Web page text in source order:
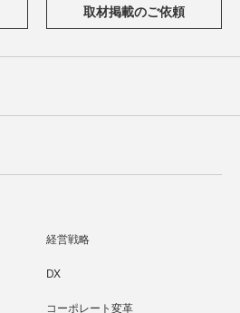
取材掲載のご依頼
経営戦略
DX
コーポレート変革